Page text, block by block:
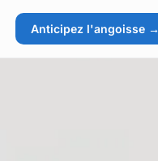
Anticipez l'angoisse →